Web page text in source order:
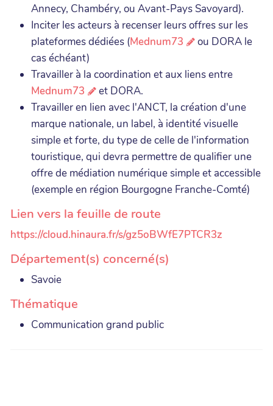
Annecy, Chambéry, ou Avant-Pays Savoyard).
Inciter les acteurs à recenser leurs offres sur les
plateformes dédiées (Mednum73
ou DORA le
cas échéant)
Travailler à la coordination et aux liens entre
Mednum73
et DORA.
Travailler en lien avec l'ANCT, la création d'une
marque nationale, un label, à identité visuelle
simple et forte, du type de celle de l'information
touristique, qui devra permettre de qualifier une
offre de médiation numérique simple et accessible
(exemple en région Bourgogne Franche-Comté)
Lien vers la feuille de route
https://cloud.hinaura.fr/s/gz5oBWfE7PTCR3z
Département(s) concerné(s)
Savoie
Thématique
Communication grand public